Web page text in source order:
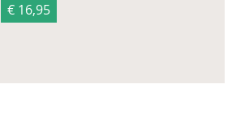
€ 16,95